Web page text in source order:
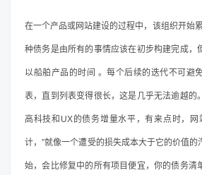
在一个产品或网站建设的过程中，该组织开始
种债务是由所有的事情应该在初步构建完成，
以船舶产品的时间 。每个后续的迭代不可避
表，直到列表变得很长，这是几乎无法逾越的
高科技和UX的债务增量水平，有来点时，网
计，”就像一个遭受的损失成本大于它的价值
始，会比修复中的所有项目便宜，你的债务清